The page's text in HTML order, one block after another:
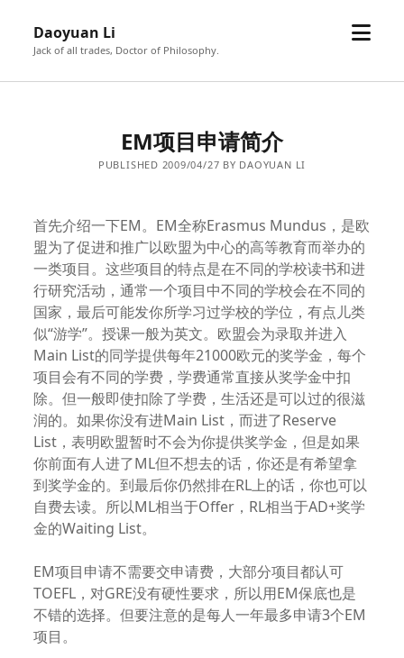
Daoyuan Li
Jack of all trades, Doctor of Philosophy.
open
EM项目申请简介
PUBLISHED 2009/04/27 BY DAOYUAN LI
首先介绍一下EM。EM全称Erasmus Mundus，是欧
盟为了促进和推广以欧盟为中心的高等教育而举办的
一类项目。这些项目的特点是在不同的学校读书和进
行研究活动，通常一个项目中不同的学校会在不同的
国家，最后可能发你所学习过学校的学位，有点儿类
似“游学”。授课一般为英文。欧盟会为录取并进入
Main List的同学提供每年21000欧元的奖学金，每个
项目会有不同的学费，学费通常直接从奖学金中扣
除。但一般即使扣除了学费，生活还是可以过的很滋
润的。如果你没有进Main List，而进了Reserve
List，表明欧盟暂时不会为你提供奖学金，但是如果
你前面有人进了ML但不想去的话，你还是有希望拿
到奖学金的。到最后你仍然排在RL上的话，你也可以
自费去读。所以ML相当于Offer，RL相当于AD+奖学
金的Waiting List。
EM项目申请不需要交申请费，大部分项目都认可
TOEFL，对GRE没有硬性要求，所以用EM保底也是
不错的选择。但要注意的是每人一年最多申请3个EM
项目。